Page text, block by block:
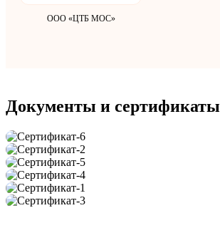
ООО «ЦТБ МОС»
Документы и сертификаты